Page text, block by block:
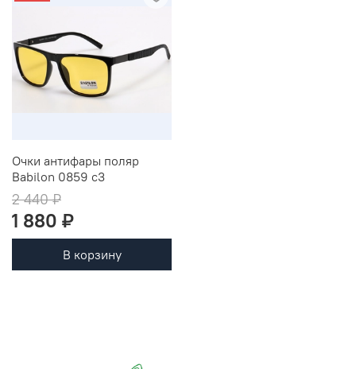
Очки антифары поляр
Babilon 0859 c3
2 440 ₽
1 880 ₽
В корзину